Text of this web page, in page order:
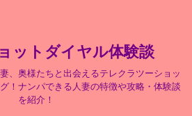
ットダイヤル体験談
、奥様たちと出会えるテレクラツーショッ
！ナンパできる人妻の特徴や攻略・体験談
を紹介！